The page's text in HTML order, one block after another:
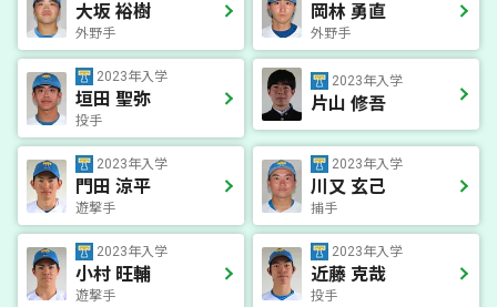
大坂 裕樹
外野手
岡林 勇直
外野手
2023年入学
垣田 聖弥
投手
2023年入学
片山 修吾
2023年入学
門田 涼平
遊撃手
2023年入学
川又 玄己
捕手
2023年入学
小村 旺輔
遊撃手
2023年入学
近藤 克哉
投手